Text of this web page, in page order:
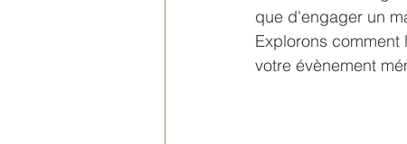
que d'engager un
Explorons comment
votre évènement